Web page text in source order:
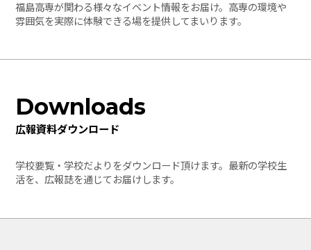
福島高専が関わる様々なイベント情報をお届け。高専の環境や
雰囲気を実際に体験できる場を提供してまいります。
Downloads
広報資料ダウンロード
学校要覧・学校だよりをダウンロード頂けます。最新の学校生
活を、広報誌を通じてお届けします。